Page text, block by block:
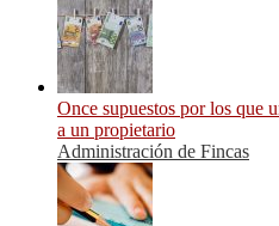
Once supuestos por los que
a un propietario
Administración de Fincas